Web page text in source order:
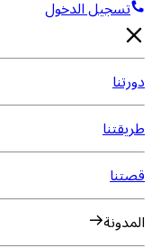
تسجيل الدخول
دورتنا
طريقتنا
قصتنا
المدونة